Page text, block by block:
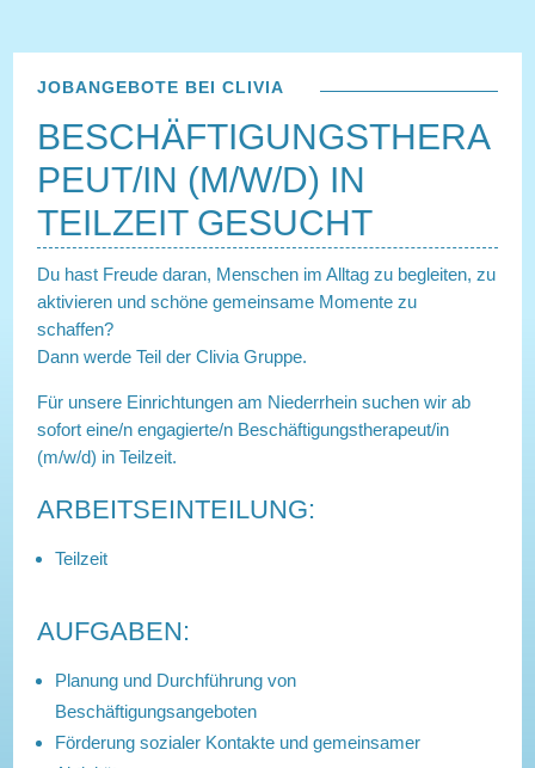
JOBANGEBOTE BEI CLIVIA
BESCHÄFTIGUNGSTHERA
PEUT/IN (M/W/D) IN
TEILZEIT GESUCHT
Du hast Freude daran, Menschen im Alltag zu begleiten, zu
aktivieren und schöne gemeinsame Momente zu
schaffen?
Dann werde Teil der Clivia Gruppe.
Für unsere Einrichtungen am Niederrhein suchen wir ab
sofort eine/n engagierte/n Beschäftigungstherapeut/in
(m/w/d) in Teilzeit.
ARBEITSEINTEILUNG:
Teilzeit
AUFGABEN:
Planung und Durchführung von
Beschäftigungsangeboten
Förderung sozialer Kontakte und gemeinsamer